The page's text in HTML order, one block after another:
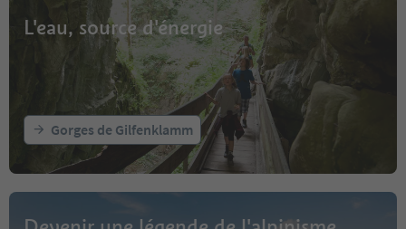
L'eau, source d'énergie
Gorges de Gilfenklamm